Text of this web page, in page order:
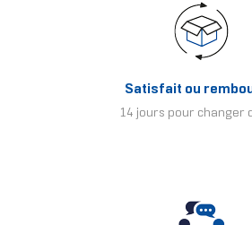
Satisfait ou
14 jours pour changer